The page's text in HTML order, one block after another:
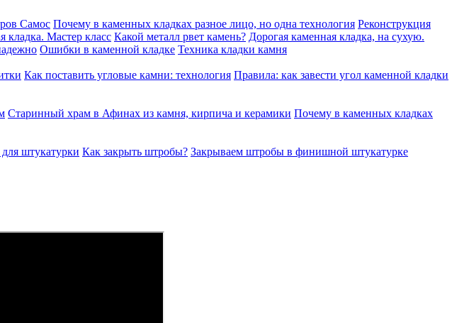
Самос Почему в каменных кладках разное лицо, но одна технология Реконструкция
кладка. Мастер класс Какой металл рвет камень? Дорогая каменная кладка, на сухую.
Ошибки в каменной кладке Техника кладки камня
Как поставить угловые камни: технология Правила: как завести угол каменной кладки
Старинный храм в Афинах из камня, кирпича и керамики Почему в каменных кладках
для штукатурки Как закрыть штробы? Закрываем штробы в финишной штукатурке